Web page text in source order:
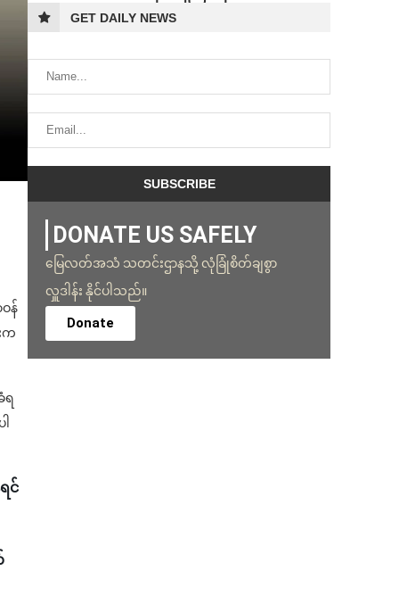
န်
က
ရ
င်
GET DAILY NEWS
DONATE US SAFELY
မြေလတ်အသံ သတင်းဌာနသို့ လုံခြုံစိတ်ချစွာ
လှူဒါန်း နိုင်ပါသည်။
Donate